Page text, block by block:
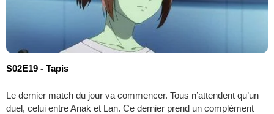
S02E19 - Tapis
Le dernier match du jour va commencer. Tous n’attendent qu’un
duel, celui entre Anak et Lan. Ce dernier prend un complément